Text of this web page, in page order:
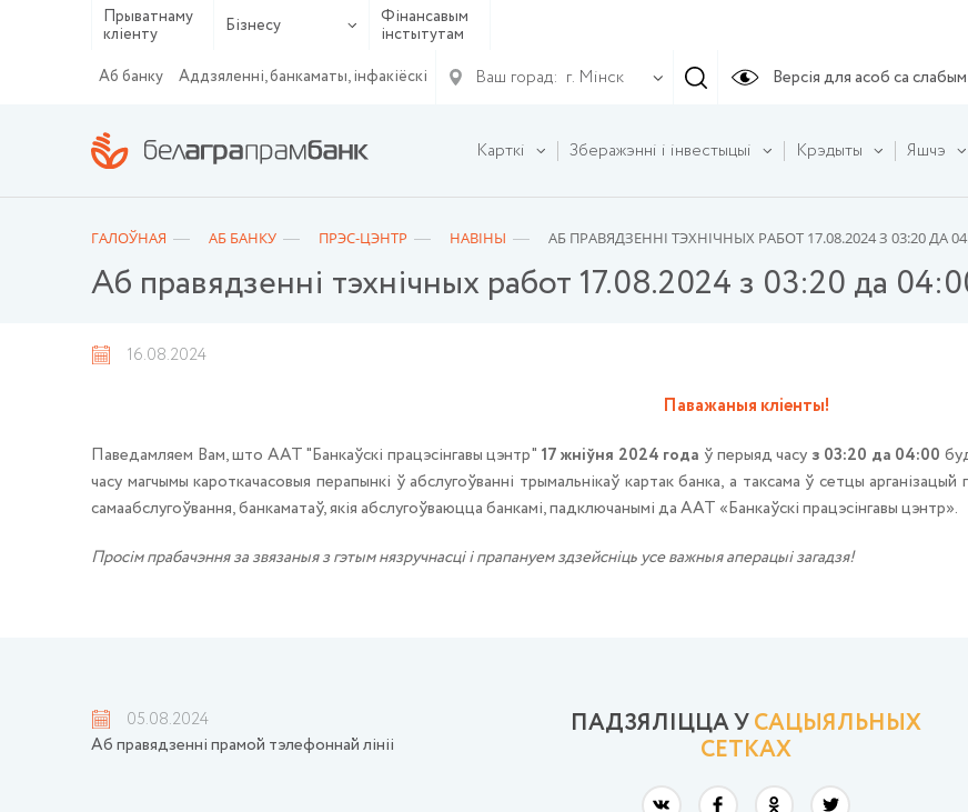
Прыватнаму
кліенту
Бізнесу
Фінансавым
інстытутам
Аб банку
Аддзяленні, банкаматы, інфакіёскі Ваш горад: г. Мінск Версія для асоб са
Карткі Зберажэнні і інвестыцыі Крэдыты Яшчэ
ГАЛОЎНАЯ АБ БАНКУ ПРЭС-ЦЭНТР НАВІНЫ АБ ПРАВЯДЗЕННІ ТЭХНІЧНЫХ РАБОТ 17.08.2024 З 03:20 ДА
Аб правядзенні тэхнічных работ 17.08.2024 з 03:20 да
16.08.2024
Паважаныя кліенты!
Паведамляем Вам, што ААТ "Банкаўскі працэсінгавы цэнтр" 17 жніўня 2024 года ў перыяд часуз 03:20 да 04:00
часу магчымы кароткачасовыя перапынкі ў абслугоўванні трымальнікаў картак банка, а таксама ў сетцы
самаабслугоўвання, банкаматаў, якія абслугоўваюцца банкамі, падключанымі да ААТ «Банкаўскі працэсінгавы цэнтр».
Просім прабачэння за звязаныя з гэтым нязручнасці і прапануем здзейсніць усе важныя аперацыі загадзя!
05.08.2024
Аб правядзенні прамой тэлефоннай лініі
ПАДЗЯЛIЦЦА УСАЦЫЯЛЬНЫХ
СЕТКАХ